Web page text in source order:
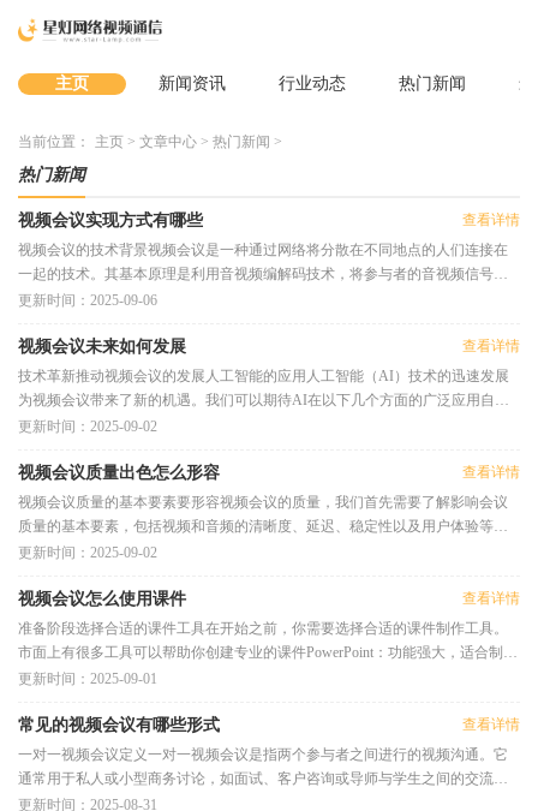
主页 新闻资讯 行业动态 热门新闻
当前位置： 主页 > 文章中心 > 热门新闻 >
热门新闻
视频会议实现方式有哪些
查看详情
视频会议的技术背景视频会议是一种通过网络将分散在不同地点的人们连接在
一起的技术。其基本原理是利用音视频编解码技术，将参与者的音视频信号实
时传输到其他参与者的设备上
更新时间：2025-09-06
视频会议未来如何发展
查看详情
技术革新推动视频会议的发展人工智能的应用人工智能（AI）技术的迅速发展
为视频会议带来了新的机遇。我们可以期待AI在以下几个方面的广泛应用自动
化字幕和翻译：AI能够实时生成
更新时间：2025-09-02
视频会议质量出色怎么形容
查看详情
视频会议质量的基本要素要形容视频会议的质量，我们首先需要了解影响会议
质量的基本要素，包括视频和音频的清晰度、延迟、稳定性以及用户体验等。
视频清晰度视频清晰度是衡量
更新时间：2025-09-02
视频会议怎么使用课件
查看详情
准备阶段选择合适的课件工具在开始之前，你需要选择合适的课件制作工具。
市面上有很多工具可以帮助你创建专业的课件PowerPoint：功能强大，适合制作
各种类型的课件。Google Slides：在
更新时间：2025-09-01
常见的视频会议有哪些形式
查看详情
一对一视频会议定义一对一视频会议是指两个参与者之间进行的视频沟通。它
通常用于私人或小型商务讨论，如面试、客户咨询或导师与学生之间的交流。
应用场景商务洽谈：与客户或
更新时间：2025-08-31